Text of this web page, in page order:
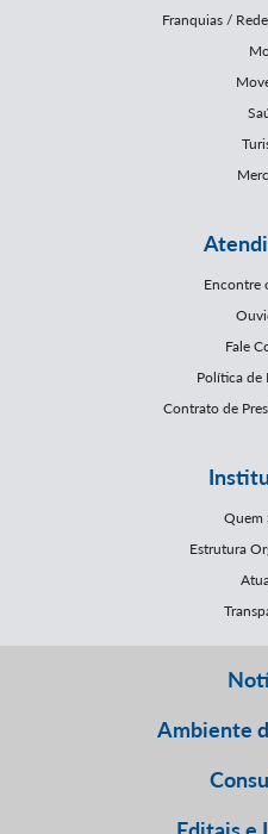
Franquias /
Encontre
Fale
Política de
Contrato de
Quem
Estrutura
Ambiente